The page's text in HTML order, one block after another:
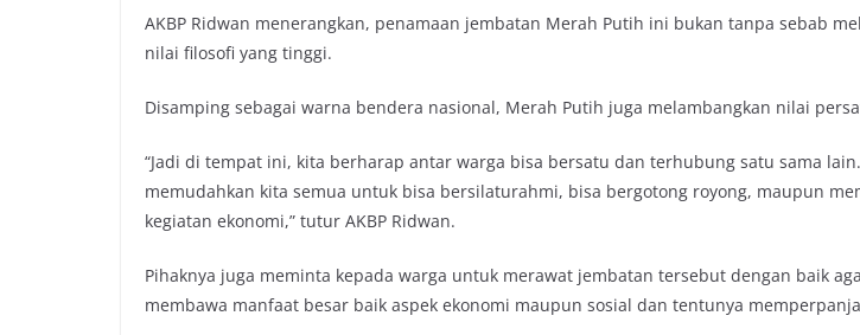
AKBP Ridwan menerangkan, penamaan jembatan Merah Putih ini bukan tanpa sebab
nilai filosofi yang tinggi.
Disamping sebagai warna bendera nasional, Merah Putih juga melambangkan nilai
“Jadi di tempat ini, kita berharap antar warga bisa bersatu dan terhubung satu sama
memudahkan kita semua untuk bisa bersilaturahmi, bisa bergotong royong, maupun
kegiatan ekonomi,” tutur AKBP Ridwan.
Pihaknya juga meminta kepada warga untuk merawat jembatan tersebut dengan baik
membawa manfaat besar baik aspek ekonomi maupun sosial dan tentunya